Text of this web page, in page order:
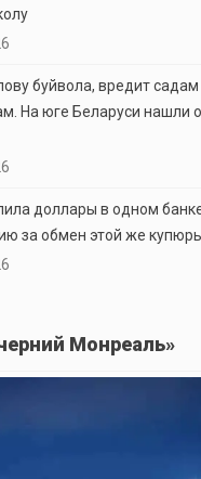
буйвола, вредит садам
На юге Беларуси нашли
доллары в одном
за обмен этой же
Монреаль»